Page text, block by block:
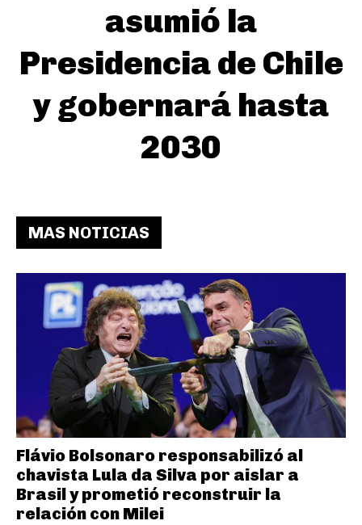
asumió la
Presidencia de Chile
y gobernará hasta
2030
MAS NOTICIAS
Flávio Bolsonaro responsabilizó al
chavista Lula da Silva por aislar a
Brasil y prometió reconstruir la
relación con Milei